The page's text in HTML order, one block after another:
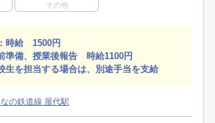
その他
時給 1500円
準備、授業後報告 時給1100円
生を担当する場合は、別途手当を支給
なの鉄道線 屋代駅